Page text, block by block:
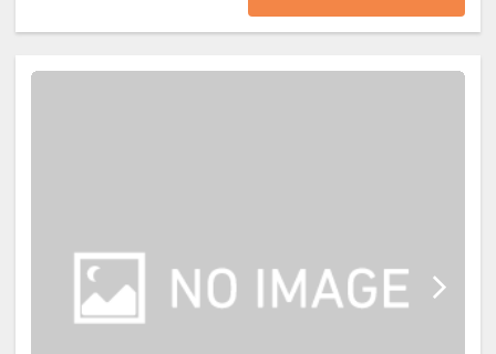
テルエリア（東棟）までお越しいた
【お部屋】※全室禁煙です。
◇ホテルエリア◇